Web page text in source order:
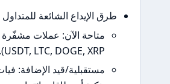
الإيداع الشائعة للمتداول العربي:
متاحة الآن: عملات مشفّرة (BTC, ETH,
USDT, LTC, DOGE, XRP).
مستقبلية/قيد الإضافة: فيات عبر حوالات